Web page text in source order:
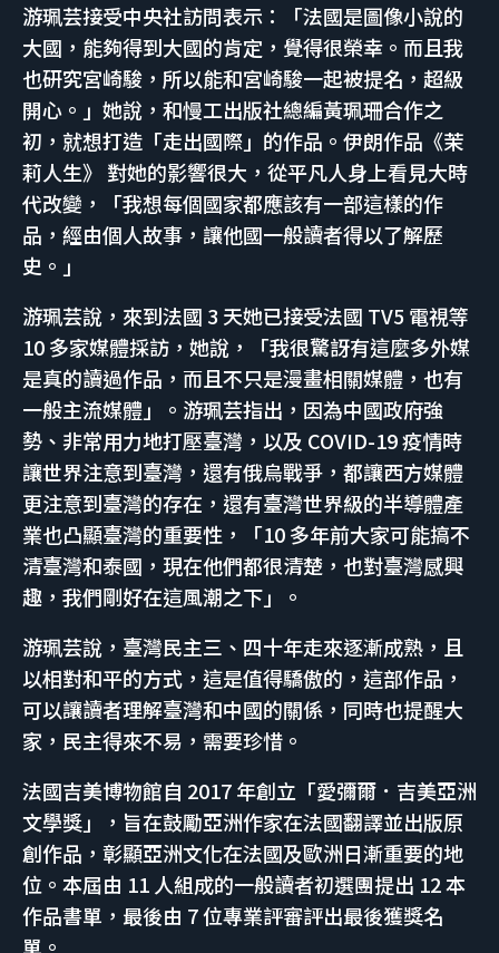
游珮芸接受中央社訪問表示：「法國是圖像小說的
大國，能夠得到大國的肯定，覺得很榮幸。而且我
也研究宮崎駿，所以能和宮崎駿一起被提名，超級
開心。」她說，和慢工出版社總編黃珮珊合作之
初，就想打造「走出國際」的作品。伊朗作品《茉
莉人生》 對她的影響很大，從平凡人身上看見大時
代改變，「我想每個國家都應該有一部這樣的作
品，經由個人故事，讓他國一般讀者得以了解歷
史。」
游珮芸說，來到法國 3 天她已接受法國 TV5 電視等
10 多家媒體採訪，她說，「我很驚訝有這麼多外媒
是真的讀過作品，而且不只是漫畫相關媒體，也有
一般主流媒體」。游珮芸指出，因為中國政府強
勢、非常用力地打壓臺灣，以及 COVID-19 疫情時
讓世界注意到臺灣，還有俄烏戰爭，都讓西方媒體
更注意到臺灣的存在，還有臺灣世界級的半導體產
業也凸顯臺灣的重要性，「10 多年前大家可能搞不
清臺灣和泰國，現在他們都很清楚，也對臺灣感興
趣，我們剛好在這風潮之下」。
游珮芸說，臺灣民主三、四十年走來逐漸成熟，且
以相對和平的方式，這是值得驕傲的，這部作品，
可以讓讀者理解臺灣和中國的關係，同時也提醒大
家，民主得來不易，需要珍惜。
法國吉美博物館自 2017 年創立「愛彌爾．吉美亞洲
文學獎」，旨在鼓勵亞洲作家在法國翻譯並出版原
創作品，彰顯亞洲文化在法國及歐洲日漸重要的地
位。本屆由 11 人組成的一般讀者初選團提出 12 本
作品書單，最後由 7 位專業評審評出最後獲獎名
單。